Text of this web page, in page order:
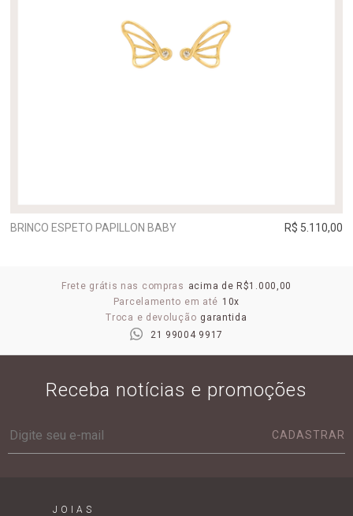
BRINCO ESPETO PAPILLON BABY R$ 5.110,00
Frete grátis nas compras acima de R$1.000,00
Parcelamento em até 10x
Troca e devolução garantida
21 99004 9917
Receba notícias e promoções
CADASTRAR
JOIAS